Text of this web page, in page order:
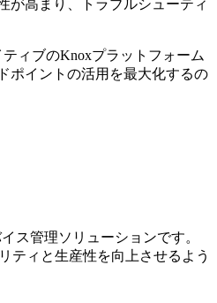
が高まり、トラブルシューティ
ィブのKnoxプラットフォーム
ポイントの活用を最大化するの
ス管理ソリューションです。
ティと生産性を向上させるよう